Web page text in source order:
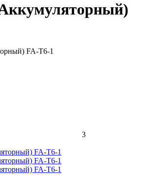
FA-T6-1
3